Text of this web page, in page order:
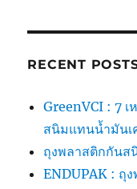
RECENT
GreenVCI : 7
สนิมแทนน้ำมันเ
ถุงพลาสติกกันส
ENDUPAK : ถุ